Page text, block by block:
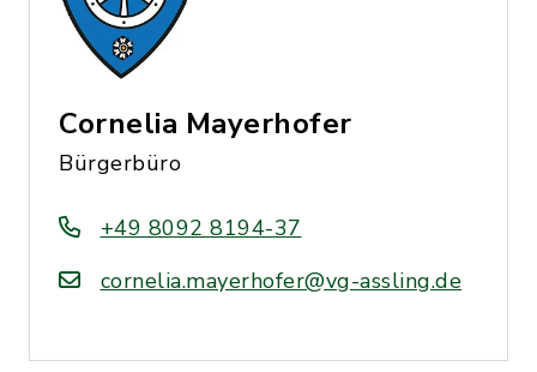
Cornelia Mayerhofer
Bürgerbüro
+49 8092 8194-37
cornelia.mayerhofer@vg-assling.de